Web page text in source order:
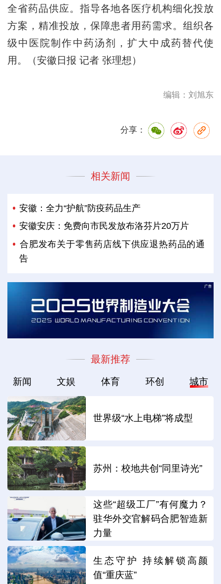
全省药品供应。指导各地各医疗机构细化投放
方案，精准投放，保障患者用药需求。组织各
级中医院制作中药汤剂，扩大中成药替代使
用。（安徽日报 记者 张理想）
编辑：刘旭东
分享：
相关新闻
安徽：全力“护航”防疫药品生产
安徽安庆：免费向市民发放布洛芬片20万片
​合肥发布关于零售药店线下供应退热药品的通
告
最新推荐
新闻 文娱 体育 环创 城市
世界级“水上电梯”将成型
苏州：校地共创“同里诗光”
这些“超级工厂”有何魔力？
驻华外交官解码合肥智造新
力量
生态守护 持续解锁高颜
值“重庆蓝”